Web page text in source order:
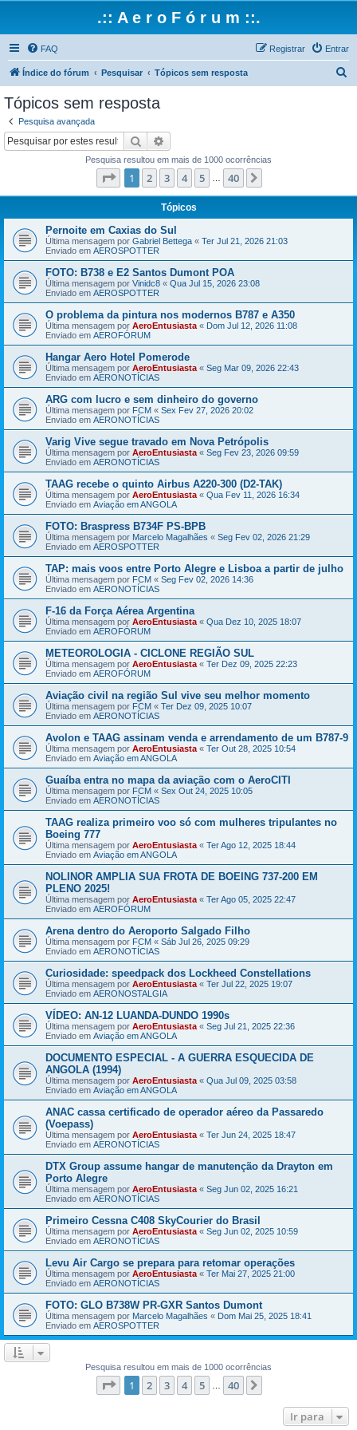
.:: A e r o F ó r u m ::.
FAQ Entrar
Registrar
Índice do fórum Pesquisar Tópicos sem resposta
Tópicos sem resposta
Pesquisa avançada
Pesquisar
Pesquisa resultou em mais de 1000 ocorrências
Página de 40
1 2 3 4 5 40
Tópicos
Pernoite em Caxias do Sul
Última mensagem por Gabriel Bettega « Ter Jul 21, 2026 21:03
Enviado em AEROSPOTTER
FOTO: B738 e E2 Santos Dumont POA
Última mensagem por Vinidc8 « Qua Jul 15, 2026 23:08
Enviado em AEROSPOTTER
O problema da pintura nos modernos B787 e A350
Última mensagem por AeroEntusiasta « Dom Jul 12, 2026 11:08
Enviado em AEROFÓRUM
Hangar Aero Hotel Pomerode
Última mensagem por AeroEntusiasta « Seg Mar 09, 2026 22:43
Enviado em AERONOTÍCIAS
ARG com lucro e sem dinheiro do governo
Última mensagem por FCM « Sex Fev 27, 2026 20:02
Enviado em AERONOTÍCIAS
Varig Vive segue travado em Nova Petrópolis
Última mensagem por AeroEntusiasta « Seg Fev 23, 2026 09:59
Enviado em AERONOTÍCIAS
TAAG recebe o quinto Airbus A220-300 (D2-TAK)
Última mensagem por AeroEntusiasta « Qua Fev 11, 2026 16:34
Enviado em Aviação em ANGOLA
FOTO: Braspress B734F PS-BPB
Última mensagem por Marcelo Magalhães « Seg Fev 02, 2026 21:29
Enviado em AEROSPOTTER
TAP: mais voos entre Porto Alegre e Lisboa a partir de julho
Última mensagem por FCM « Seg Fev 02, 2026 14:36
Enviado em AERONOTÍCIAS
F-16 da Força Aérea Argentina
Última mensagem por AeroEntusiasta « Qua Dez 10, 2025 18:07
Enviado em AEROFÓRUM
METEOROLOGIA - CICLONE REGIÃO SUL
Última mensagem por AeroEntusiasta « Ter Dez 09, 2025 22:23
Enviado em AEROFÓRUM
Aviação civil na região Sul vive seu melhor momento
Última mensagem por FCM « Ter Dez 09, 2025 10:07
Enviado em AERONOTÍCIAS
Avolon e TAAG assinam venda e arrendamento de um B787-9
Última mensagem por AeroEntusiasta « Ter Out 28, 2025 10:54
Enviado em Aviação em ANGOLA
Guaíba entra no mapa da aviação com o AeroCITI
Última mensagem por FCM « Sex Out 24, 2025 10:05
Enviado em AERONOTÍCIAS
TAAG realiza primeiro voo só com mulheres tripulantes no
Boeing 777
Última mensagem por AeroEntusiasta « Ter Ago 12, 2025 18:44
Enviado em Aviação em ANGOLA
NOLINOR AMPLIA SUA FROTA DE BOEING 737-200 EM
PLENO 2025!
Última mensagem por AeroEntusiasta « Ter Ago 05, 2025 22:47
Enviado em AEROFÓRUM
Arena dentro do Aeroporto Salgado Filho
Última mensagem por FCM « Sáb Jul 26, 2025 09:29
Enviado em AERONOTÍCIAS
Curiosidade: speedpack dos Lockheed Constellations
Última mensagem por AeroEntusiasta « Ter Jul 22, 2025 19:07
Enviado em AERONOSTALGIA
VÍDEO: AN-12 LUANDA-DUNDO 1990s
Última mensagem por AeroEntusiasta « Seg Jul 21, 2025 22:36
Enviado em Aviação em ANGOLA
DOCUMENTO ESPECIAL - A GUERRA ESQUECIDA DE
ANGOLA (1994)
Última mensagem por AeroEntusiasta « Qua Jul 09, 2025 03:58
Enviado em Aviação em ANGOLA
ANAC cassa certificado de operador aéreo da Passaredo
(Voepass)
Última mensagem por AeroEntusiasta « Ter Jun 24, 2025 18:47
Enviado em AERONOTÍCIAS
DTX Group assume hangar de manutenção da Drayton em
Porto Alegre
Última mensagem por AeroEntusiasta « Seg Jun 02, 2025 16:21
Enviado em AERONOTÍCIAS
Primeiro Cessna C408 SkyCourier do Brasil
Última mensagem por AeroEntusiasta « Seg Jun 02, 2025 10:59
Enviado em AERONOTÍCIAS
Levu Air Cargo se prepara para retomar operações
Última mensagem por AeroEntusiasta « Ter Mai 27, 2025 21:00
Enviado em AERONOTÍCIAS
FOTO: GLO B738W PR-GXR Santos Dumont
Última mensagem por Marcelo Magalhães « Dom Mai 25, 2025 18:41
Enviado em AEROSPOTTER
Pesquisa resultou em mais de 1000 ocorrências
Página de 40
1 2 3 4 5 40
Ir para